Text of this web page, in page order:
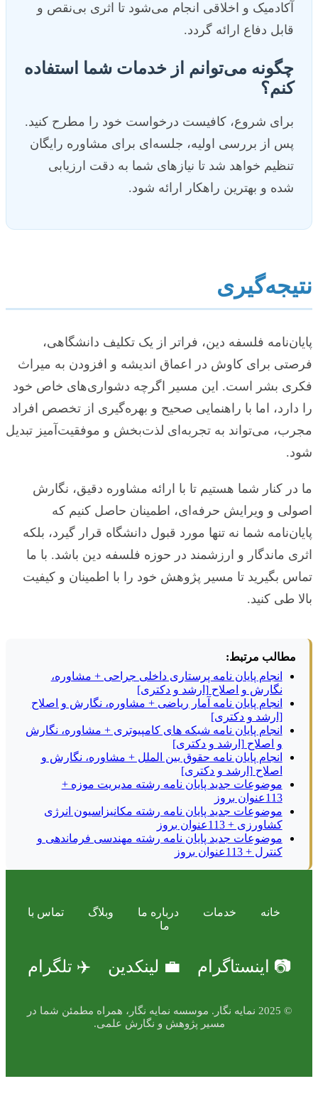
آکادمیک و اخلاقی انجام می‌شود تا اثری بی‌نقص و
قابل دفاع ارائه گردد.
چگونه می‌توانم از خدمات شما استفاده
کنم؟
برای شروع، کافیست درخواست خود را مطرح کنید.
پس از بررسی اولیه، جلسه‌ای برای مشاوره رایگان
تنظیم خواهد شد تا نیازهای شما به دقت ارزیابی
شده و بهترین راهکار ارائه شود.
نتیجه‌گیری
پایان‌نامه فلسفه دین، فراتر از یک تکلیف دانشگاهی،
فرصتی برای کاوش در اعماق اندیشه و افزودن به میراث
فکری بشر است. این مسیر اگرچه دشواری‌های خاص خود
را دارد، اما با راهنمایی صحیح و بهره‌گیری از تخصص افراد
مجرب، می‌تواند به تجربه‌ای لذت‌بخش و موفقیت‌آمیز تبدیل
شود.
ما در کنار شما هستیم تا با ارائه مشاوره دقیق، نگارش
اصولی و ویرایش حرفه‌ای، اطمینان حاصل کنیم که
پایان‌نامه شما نه تنها مورد قبول دانشگاه قرار گیرد، بلکه
اثری ماندگار و ارزشمند در حوزه فلسفه دین باشد. با ما
تماس بگیرید تا مسیر پژوهش خود را با اطمینان و کیفیت
بالا طی کنید.
مطالب مرتبط:
انجام پایان نامه پرستاری داخلی جراحی + مشاوره،
نگارش و اصلاح [ارشد و دکتری]
انجام پایان نامه آمار ریاضی + مشاوره، نگارش و اصلاح
[ارشد و دکتری]
انجام پایان نامه شبکه های کامپیوتری + مشاوره، نگارش
و اصلاح [ارشد و دکتری]
انجام پایان نامه حقوق بین الملل + مشاوره، نگارش و
اصلاح [ارشد و دکتری]
موضوعات جدید پایان نامه رشته مدیریت موزه +
113عنوان بروز
موضوعات جدید پایان نامه رشته مکانیزاسیون انرژی
کشاورزی + 113عنوان بروز
موضوعات جدید پایان نامه رشته مهندسی فرماندهی و
کنترل + 113عنوان بروز
خانه خدمات درباره ما وبلاگ
تماس با
ما
📷 اینستاگرام 💼 لینکدین ✈️ تلگرام
© 2025 نمایه نگار. موسسه نمایه نگار، همراه مطمئن شما در
مسیر پژوهش و نگارش علمی.